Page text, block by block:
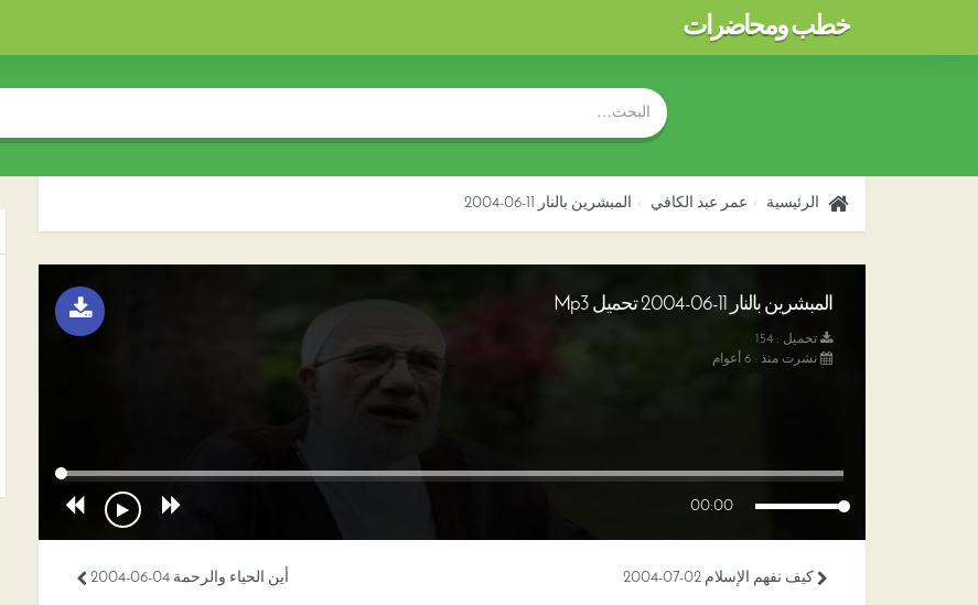
خطب ومحاضرات
الرئيسية عمر عبد الكافي المبشرين بالنار 11-06-2004
المبشرين بالنار 11-06-2004 تحميل Mp3
تحميل : 154
نشرت منذ : 6 أعوام
00:00
أين الحياء والرحمة 04-06-2004 كيف نفهم الإسلام 02-07-2004